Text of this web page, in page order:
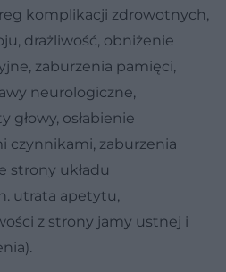
komplikacji zdrowotnych,
drażliwość, obniżenie
zaburzenia pamięci,
neurologiczne,
głowy, osłabienie
czynnikami, zaburzenia
strony układu
utrata apetytu,
z strony jamy ustnej i